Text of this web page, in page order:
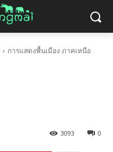
การแสดงพื้นเมือง ภาคเหนือ
0
3093